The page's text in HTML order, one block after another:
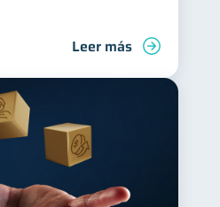
Finanzas familiares
Leer más